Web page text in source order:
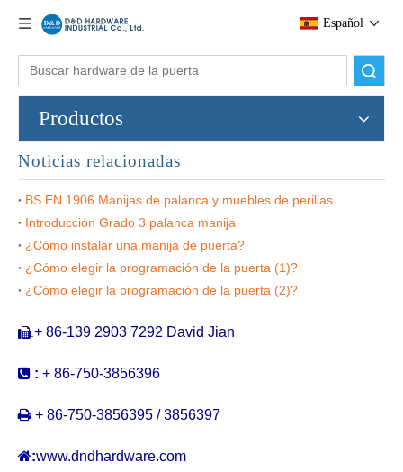
Español
Productos
Noticias relacionadas
BS EN 1906 Manijas de palanca y muebles de perillas
Introducción Grado 3 palanca manija
¿Cómo instalar una manija de puerta?
¿Cómo elegir la programación de la puerta (1)?
¿Cómo elegir la programación de la puerta (2)?
:+ 86-139 2903 7292 David Jian
 : + 86-750-3856396
 + 86-750-3856395 / 3856397
:www.dndhardware.com
S304 Hollow U Manja de puertas de la palanca de la palanca de seguridad de forma U para la puerta de madera de la oficina con EN1906-DDTH001